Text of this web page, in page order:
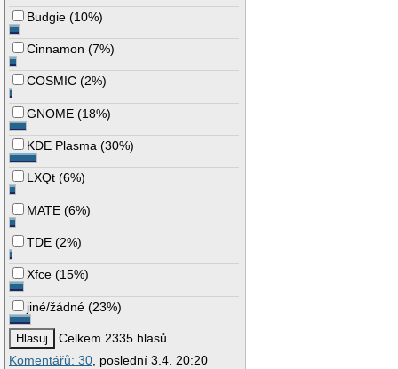
Budgie (10%)
Cinnamon (7%)
COSMIC (2%)
GNOME (18%)
KDE Plasma (30%)
LXQt (6%)
MATE (6%)
TDE (2%)
Xfce (15%)
jiné/žádné (23%)
Celkem 2335 hlasů
Komentářů: 30, poslední 3.4. 20:20